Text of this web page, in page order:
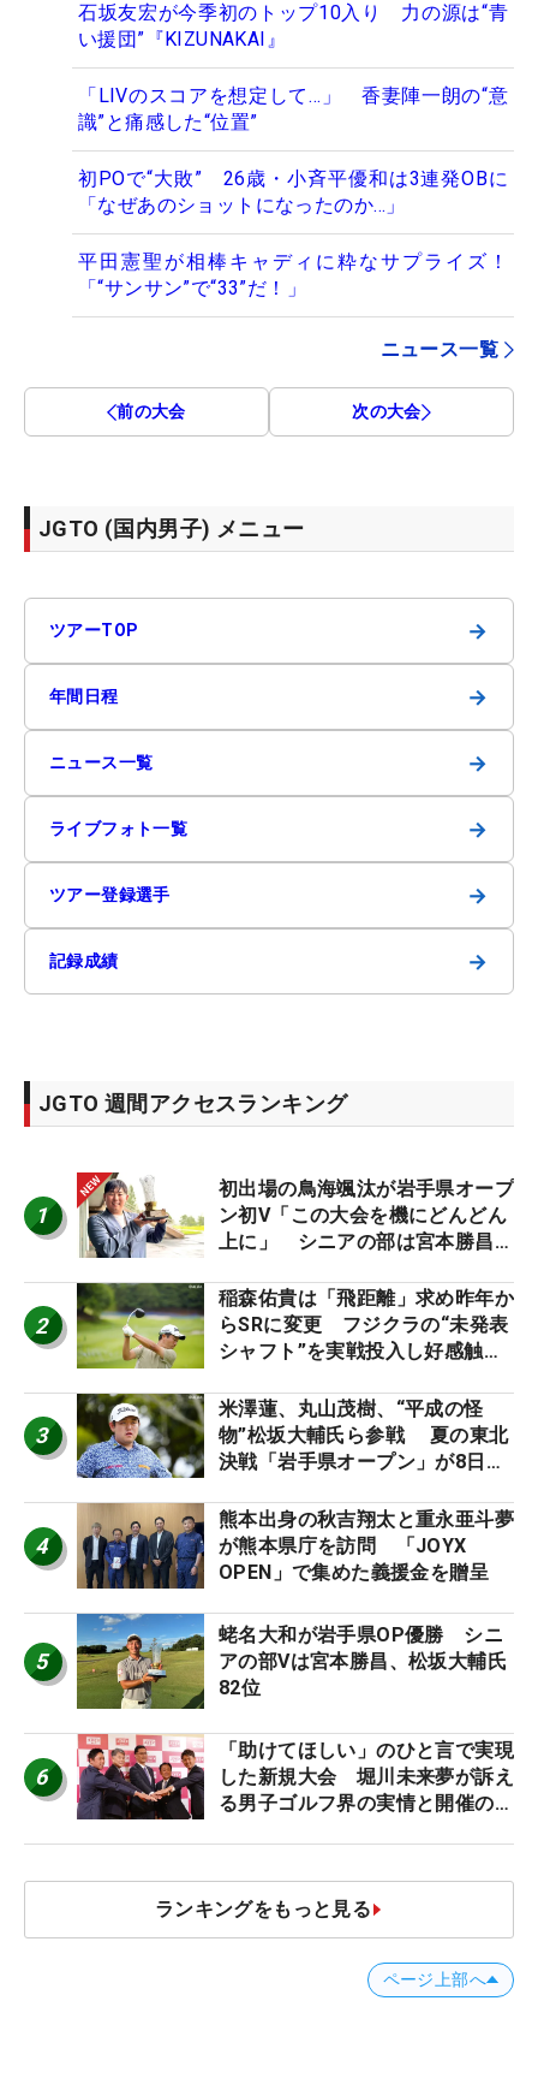
石坂友宏が今季初のトップ10入り 力の源は“青
い援団”『KIZUNAKAI』
「LIVのスコアを想定して…」 香妻陣一朗の“意
識”と痛感した“位置”
初POで“大敗” 26歳・小斉平優和は3連発OBに
「なぜあのショットになったのか…」
平田憲聖が相棒キャディに粋なサプライズ！
「“サンサン”で“33”だ！」
ニュース一覧
前の大会 次の大会
JGTO (国内男子) メニュー
ツアーTOP →
年間日程 →
ニュース一覧 →
ライブフォト一覧 →
ツアー登録選手 →
記録成績 →
JGTO 週間アクセスランキング
1
初出場の鳥海颯汰が岩手県オープ
ン初V「この大会を機にどんどん
上に」 シニアの部は宮本勝昌が
2
稲森佑貴は「飛距離」求め昨年か
らSRに変更 フジクラの“未発表
シャフト”を実戦投入し好感触
ーのヒトネタ！】
3
米澤蓮、丸山茂樹、“平成の怪
物”松坂大輔氏ら参戦 夏の東北
決戦「岩手県オープン」が8日開
4
熊本出身の秋吉翔太と重永亜斗夢
が熊本県庁を訪問 「JOYX
OPEN」で集めた義援金を贈呈
5
蛯名大和が岩手県OP優勝 シニ
アの部Vは宮本勝昌、松坂大輔氏
82位
6
「助けてほしい」のひと言で実現
した新規大会 堀川未来夢が訴え
る男子ゴルフ界の実情と開催の舞
ランキングをもっと見る
ページ上部へ